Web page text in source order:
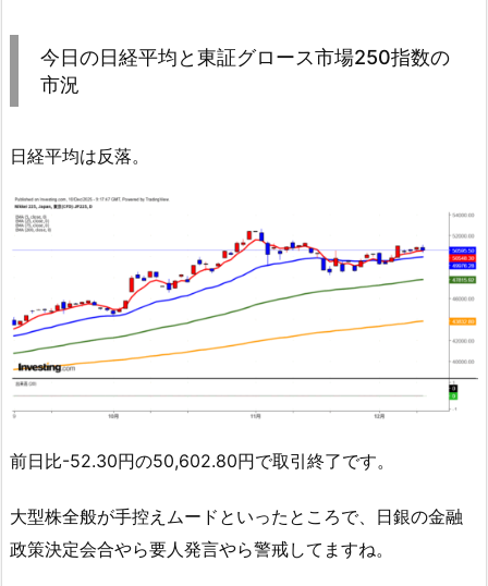
今日の日経平均と東証グロース市場250指数の
市況
日経平均は反落。
前日比-52.30円の50,602.80円で取引終了です。
大型株全般が手控えムードといったところで、日銀の金融
政策決定会合やら要人発言やら警戒してますね。